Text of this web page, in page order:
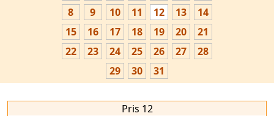
8
9 10 11 12 13
14
15
16 17 18 19 20
21
22
23 24 25 26 27
28
29
30 31
Pris 12